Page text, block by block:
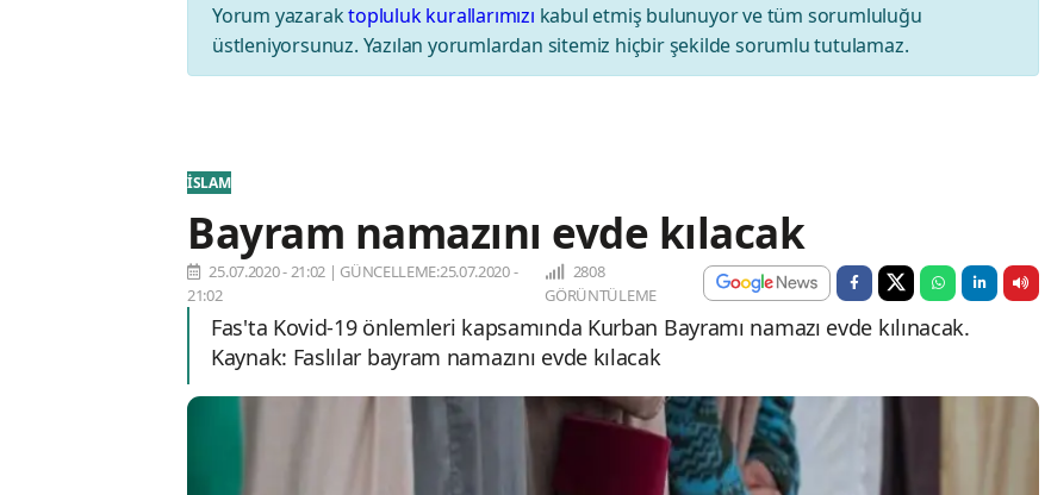
Yorum yazaraktopluluk kurallarımızı kabul etmiş bulunuyor ve tüm sorumluluğu
üstleniyorsunuz. Yazılan yorumlardan sitemiz hiçbir şekilde sorumlu tutulamaz.
İSLAM
Bayram namazını evde kılacak
25.07.2020 - 21:02 | GÜNCELLEME:25.07.2020 -
21:02
2808
GÖRÜNTÜLEME
Fas'ta Kovid-19 önlemleri kapsamında Kurban Bayramı namazı evde kılınacak.
Kaynak: Faslılar bayram namazını evde kılacak